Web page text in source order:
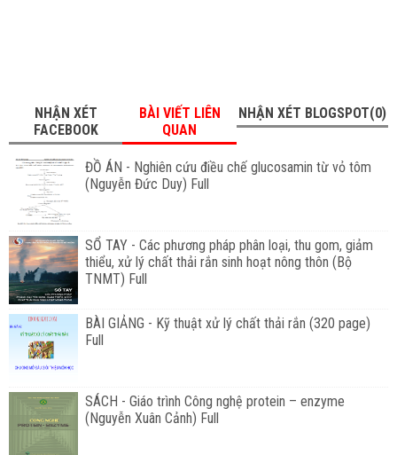
NHẬN XÉT
FACEBOOK
BÀI VIẾT LIÊN
QUAN
NHẬN XÉT BLOGSPOT(0)
ĐỒ ÁN - Nghiên cứu điều chế glucosamin từ vỏ tôm
(Nguyễn Đức Duy) Full
SỔ TAY - Các phương pháp phân loại, thu gom, giảm
thiểu, xử lý chất thải rắn sinh hoạt nông thôn (Bộ
TNMT) Full
BÀI GIẢNG - Kỹ thuật xử lý chất thải rắn (320 page)
Full
SÁCH - Giáo trình Công nghệ protein – enzyme
(Nguyễn Xuân Cảnh) Full